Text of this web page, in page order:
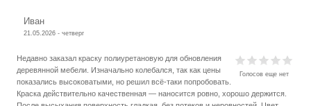
Иван
21.05.2026 - четверг
Голосов еще нет
Недавно заказал краску полиуретановую для обновления
деревянной мебели. Изначально колебался, так как цены
показались высоковатыми, но решил всё-таки попробовать.
Краска действительно качественная — наносится ровно, хорошо держится.